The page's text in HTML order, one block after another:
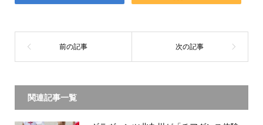
関連記事一覧